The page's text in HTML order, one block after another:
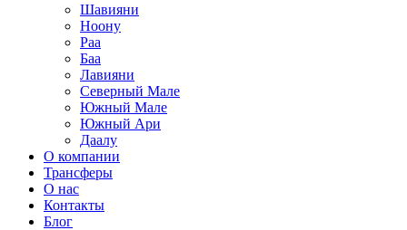
Шавияни
Ноону
Раа
Баа
Лавияни
Северный Мале
Южный Мале
Южный Ари
Даалу
О компании
Трансферы
О нас
Контакты
Блог